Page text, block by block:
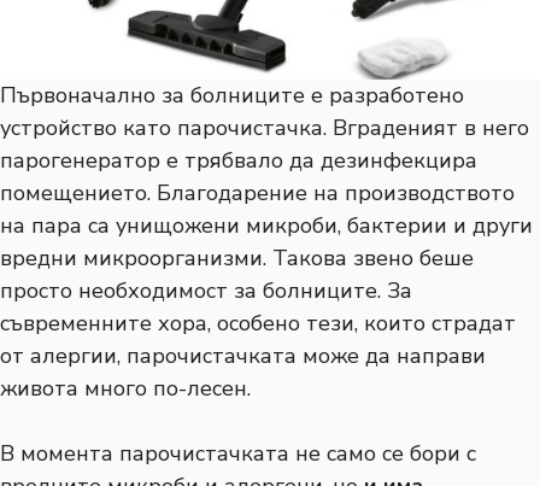
Първоначално за болниците е разработено
устройство като парочистачка. Вграденият в него
парогенератор е трябвало да дезинфекцира
помещението. Благодарение на производството
на пара са унищожени микроби, бактерии и други
вредни микроорганизми. Такова звено беше
просто необходимост за болниците. За
съвременните хора, особено тези, които страдат
от алергии, парочистачката може да направи
живота много по-лесен.
В момента парочистачката не само се бори с